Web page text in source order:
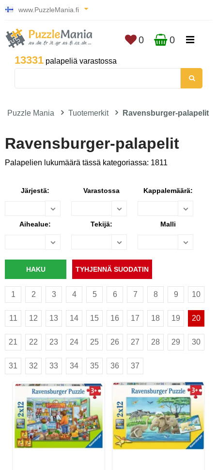
www.PuzzleMania.fi
13331 palapeliä varastossa
0 0
Puzzle Mania Tuotemerkit Ravensburger-palapelit
Ravensburger-palapelit
Palapelien lukumäärä tässä kategoriassa: 1811
Järjestä: Varastossa Kappalemäärä:
Aihealue: Tekijä: Malli
1 2 3 4 5 6 7 8 9 10
11 12 13 14 15 16 17 18 19 20
21 22 23 24 25 26 27 28 29 30
31 32 33 34 35 36 37